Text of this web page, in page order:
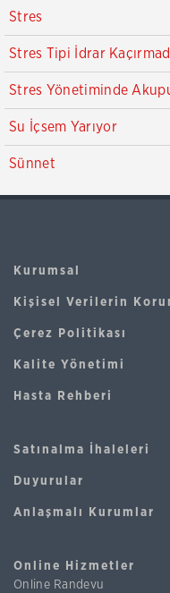
Stres
Stres Tipi İdrar
Stres Yönetiminde
Su İçsem Yarıyor
Sünnet
Kurumsal
Kişisel Verilerin
Çerez Politikası
Kalite Yönetimi
Hasta Rehberi
Satınalma İhaleleri
Duyurular
Anlaşmalı Kurumlar
Online Hizmetler
Online Randevu